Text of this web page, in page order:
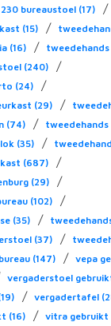
bureaustoel (17) /
(15) /
(16) / tweedehands
(240) /
(24) /
(29) /
(74) / tweedehands
(35) /
(687) /
(29) /
(102) /
(35) /
(37) /
(147) / vepa
vergaderstoel
/ vergadertafel
(16) / vitra gebruikt